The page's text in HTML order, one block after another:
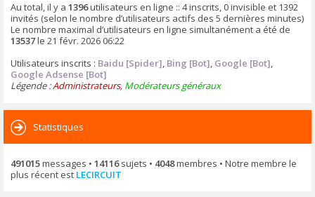
Au total, il y a 1396utilisateurs en ligne :: 4 inscrits, 0 invisible et 1392
invités (selon le nombre d’utilisateurs actifs des 5 dernières minutes)
Le nombre maximal d’utilisateurs en ligne simultanément a été de
13537le 21 févr. 2026 06:22
Utilisateurs inscrits : Baidu [Spider], Bing [Bot], Google [Bot],
Google Adsense [Bot]
Légende :Administrateurs, Modérateurs généraux
Statistiques
491015messages • 14116sujets • 4048membres • Notre membre le
plus récent est LECIRCUIT